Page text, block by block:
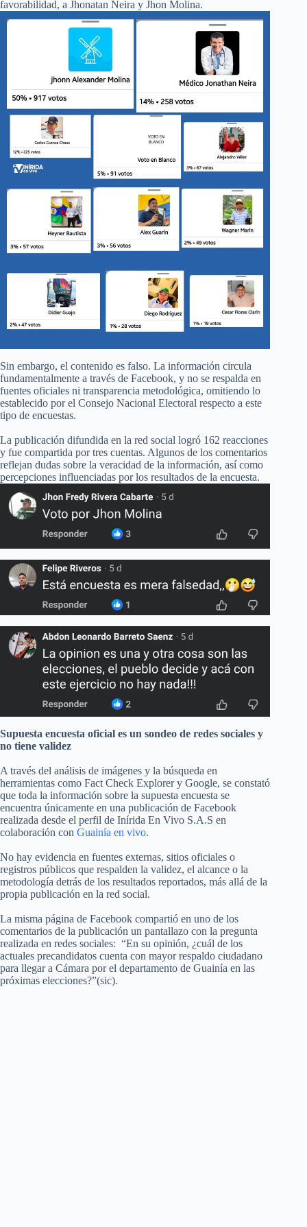
favorabilidad, a Jhonatan Neira y Jhon Molina.
Sin embargo, el contenido es falso. La información circula
fundamentalmente a través de Facebook, y no se respalda en
fuentes oficiales ni transparencia metodológica, omitiendo lo
establecido por el Consejo Nacional Electoral respecto a este
tipo de encuestas.
La publicación difundida en la red social logró 162 reacciones
y fue compartida por tres cuentas. Algunos de los comentarios
reflejan dudas sobre la veracidad de la información, así como
percepciones influenciadas por los resultados de la encuesta.
Supuesta encuesta oficial es un sondeo de redes sociales y
no tiene validez
A través del análisis de imágenes y la búsqueda en
herramientas como Fact Check Explorer y Google, se constató
que toda la información sobre la supuesta encuesta se
encuentra únicamente en una publicación de Facebook
realizada desde el perfil de Inírida En Vivo S.A.S en
colaboración con Guainía en vivo.
No hay evidencia en fuentes externas, sitios oficiales o
registros públicos que respalden la validez, el alcance o la
metodología detrás de los resultados reportados, más allá de la
propia publicación en la red social.
La misma página de Facebook compartió en uno de los
comentarios de la publicación un pantallazo con la pregunta
realizada en redes sociales: “En su opinión, ¿cuál de los
actuales precandidatos cuenta con mayor respaldo ciudadano
para llegar a Cámara por el departamento de Guainía en las
próximas elecciones?”(sic).